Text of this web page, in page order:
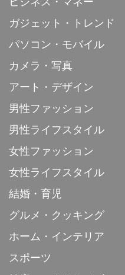
ガジェット・トレンド
パソコン・モバイル
カメラ・写真
アート・デザイン
男性ファッション
男性ライフスタイル
女性ファッション
女性ライフスタイル
結婚・育児
グルメ・クッキング
ホーム・インテリア
スポーツ